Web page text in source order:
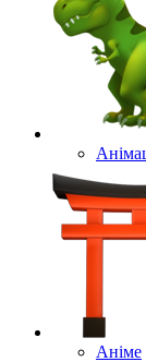
Аніме